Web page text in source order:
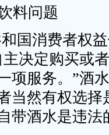
料问题
国消费者权
决定购买或
项服务。”酒
当然有权选
带酒水是违法